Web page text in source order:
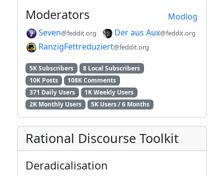
Modlog
Moderators
Seven@feddit.org Der aus Aux@feddit.org
RanzigFettreduziert@feddit.org
5K Subscribers
8 Local Subscribers
10K Posts
108K Comments
371 Daily Users
1K Weekly Users
2K Monthly Users
5K Users / 6 Months
Rational Discourse Toolkit
Deradicalisation